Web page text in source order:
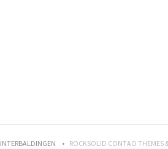
ROCKSOLID CONTAO THEMES